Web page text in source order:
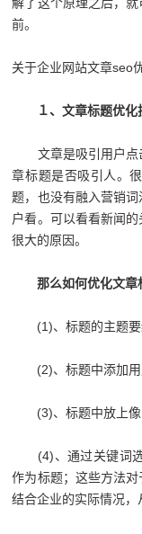
前。
关于企业网站文章seo
１、文章标题优化
文章是吸引用户点
章标题是否吸引人。
题，也没有融入营销
户看。可以看看新闻
很大的原因。
那么如何优化文章
(1)、标题的主题要
(2)、标题中添加用
(3)、标题中放上像
(4)、通过关键词选
作为标题；这些方法
结合企业的实际情况，